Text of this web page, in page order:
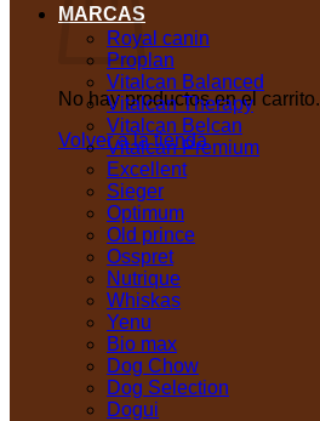
No hay productos en el carrito.
Volver a la tienda
MARCAS
Royal canin
Proplan
Vitalcan Balanced
Vitalcan Therapy
Vitalcan Belcan
Vitalcan Premium
Excellent
Sieger
Optimum
Old prince
Osspret
Nutrique
Whiskas
Yenu
Bio max
Dog Chow
Dog Selection
Dogui